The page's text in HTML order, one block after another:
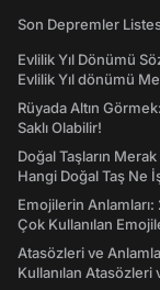
Son Depremler
Evlilik Yıl Dönümü
Evlilik Yıl dönümü
Rüyada Altın
Saklı Olabilir!
Doğal Taşların
Hangi Doğal Taş Ne
Emojilerin
Çok Kullanılan
Atasözleri ve
Kullanılan Atasözleri